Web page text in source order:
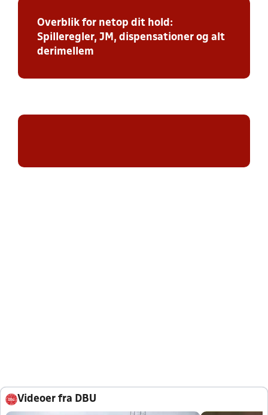
Overblik for netop dit hold:
Spilleregler, JM, dispensationer og alt
derimellem
Videoer fra DBU